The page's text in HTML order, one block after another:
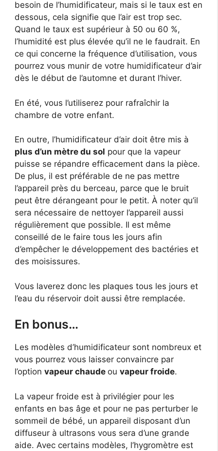
besoin de l’humidificateur, mais si le taux est en
dessous, cela signifie que l’air est trop sec.
Quand le taux est supérieur à 50 ou 60 %,
l’humidité est plus élevée qu’il ne le faudrait. En
ce qui concerne la fréquence d’utilisation, vous
pourrez vous munir de votre humidificateur d’air
dès le début de l’automne et durant l’hiver.
En été, vous l’utiliserez pour rafraîchir la
chambre de votre enfant.
En outre, l’humidificateur d’air doit être mis à
plus d’un mètre du sol pour que la vapeur
puisse se répandre efficacement dans la pièce.
De plus, il est préférable de ne pas mettre
l’appareil près du berceau, parce que le bruit
peut être dérangeant pour le petit. À noter qu’il
sera nécessaire de nettoyer l’appareil aussi
régulièrement que possible. Il est même
conseillé de le faire tous les jours afin
d’empêcher le développement des bactéries et
des moisissures.
Vous laverez donc les plaques tous les jours et
l’eau du réservoir doit aussi être remplacée.
En bonus…
Les modèles d’humidificateur sont nombreux et
vous pourrez vous laisser convaincre par
l’option vapeur chaude ou vapeur froide.
La vapeur froide est à privilégier pour les
enfants en bas âge et pour ne pas perturber le
sommeil de bébé, un appareil disposant d’un
diffuseur à ultrasons vous sera d’une grande
aide. Avec certains modèles, l’hygromètre est